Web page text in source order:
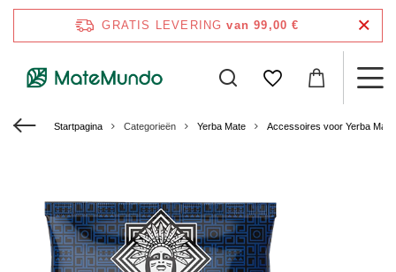
GRATIS LEVERING van 99,00 €
Startpagina Categorieën Yerba Mate Accessoires voor Yerba Mate